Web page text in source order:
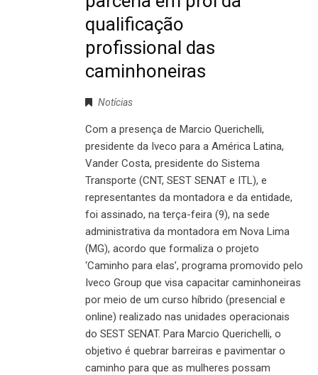
qualificação
profissional das
caminhoneiras
Notícias
Com a presença de Marcio Querichelli,
presidente da Iveco para a América Latina,
Vander Costa, presidente do Sistema
Transporte (CNT, SEST SENAT e ITL), e
representantes da montadora e da entidade,
foi assinado, na terça-feira (9), na sede
administrativa da montadora em Nova Lima
(MG), acordo que formaliza o projeto
‘Caminho para elas’, programa promovido pelo
Iveco Group que visa capacitar caminhoneiras
por meio de um curso híbrido (presencial e
online) realizado nas unidades operacionais
do SEST SENAT. Para Marcio Querichelli, o
objetivo é quebrar barreiras e pavimentar o
caminho para que as mulheres possam